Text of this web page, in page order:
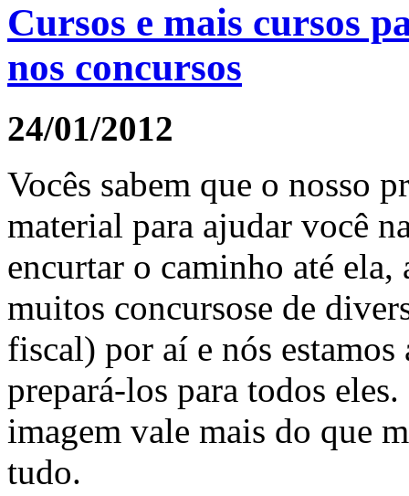
Cursos e mais cursos
nos concursos
24/01/2012
Vocês sabem que o nosso
material para ajudar você
encurtar o caminho até
muitos concursose de
fiscal) por aí e nós
prepará-los para todos
imagem vale mais do que
tudo.